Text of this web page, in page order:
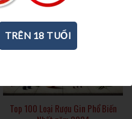
Top 100 Loại Rượu Gin Phổ Biến
TRÊN 18 TUỔI